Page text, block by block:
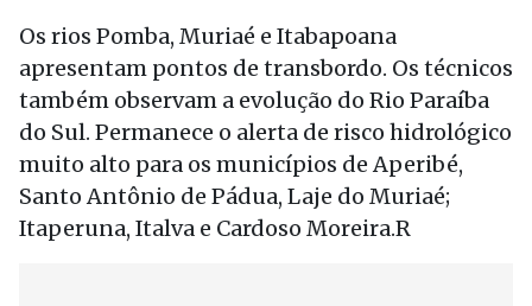
Os rios Pomba, Muriaé e Itabapoana
apresentam pontos de transbordo. Os técnicos
também observam a evolução do Rio Paraíba
do Sul. Permanece o alerta de risco hidrológico
muito alto para os municípios de Aperibé,
Santo Antônio de Pádua, Laje do Muriaé;
Itaperuna, Italva e Cardoso Moreira.R